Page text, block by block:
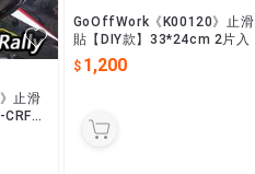
止滑
GoOffWork《K00120》止滑
貼【DIY款】33*24cm 2片入
1,200